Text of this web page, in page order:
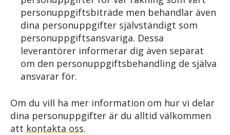
personuppgiftsbiträde men behandlar även
dina personuppgifter självständigt som
personuppgiftsansvariga. Dessa
leverantörer informerar dig även separat
om den personuppgiftsbehandling de själva
ansvarar för.
Om du vill ha mer information om hur vi delar
dina personuppgifter är du alltid välkommen
att kontakta oss.